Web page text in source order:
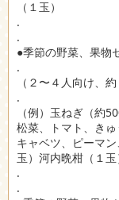
（１玉）
.
.
●季節の野菜、果物
.
（２〜４人向け、
.
（例）玉ねぎ（約
松菜、トマト、きゅ
キャベツ、ピーマ
玉）河内晩柑（１
.
.